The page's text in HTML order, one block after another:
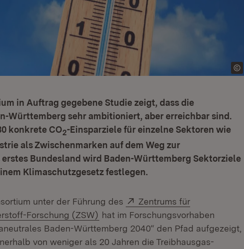
in Auftrag gegebene Studie zeigt, dass die
Württemberg sehr ambitioniert, aber erreichbar sind.
konkrete CO2-Einsparziele für einzelne Sektoren wie
als Zwischenmarken auf dem Weg zur
Bundesland wird Baden-Württemberg Sektorziele
Klimaschutzgesetz festlegen.
unter der Führung des Extern:
Zentrums für
Forschung (ZSW) (Öffnet in neuem Fenster)
hat im Forschungsvorhaben
Baden-Württemberg 2040“ den Pfad aufgezeigt,
von weniger als 20 Jahren die Treibhausgas-